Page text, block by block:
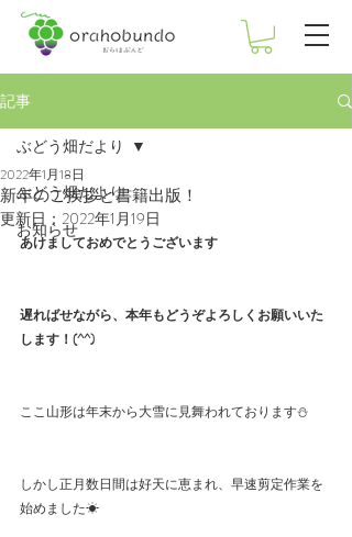
記事
ぶどう畑だより
お知らせ
ぶどう畑だより
新年のご挨拶と書籍出版！
2022年1月18日
更新日： 2022年1月19日
あけましておめでとうございます
遅ればせながら、本年もどうぞよろしくお願いいた
します！(^^)
ここ山形は年末から大雪に見舞われております⛄
しかし正月数日間は好天に恵まれ、早速剪定作業を
始めました☀